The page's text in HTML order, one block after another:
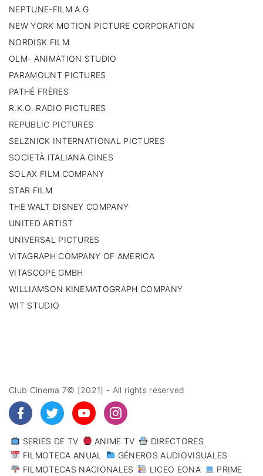
NEPTUNE-FILM A.G
NEW YORK MOTION PICTURE CORPORATION
NORDISK FILM
OLM- ANIMATION STUDIO
PARAMOUNT PICTURES
PATHÉ FRÈRES
R.K.O. RADIO PICTURES
REPUBLIC PICTURES
SELZNICK INTERNATIONAL PICTURES
SOCIETÀ ITALIANA CINES
SOLAX FILM COMPANY
STAR FILM
THE WALT DISNEY COMPANY
UNITED ARTIST
UNIVERSAL PICTURES
VITAGRAPH COMPANY OF AMERICA
VITASCOPE GMBH
WILLIAMSON KINEMATOGRAPH COMPANY
WIT STUDIO
Club Cinema 7© [2021] - All rights reserved
SERIES DE TV ANIME TV
DIRECTORES
FILMOTECA ANUAL
GÉNEROS AUDIOVISUALES
FILMOTECAS NACIONALES
LICEO EONA PRIME